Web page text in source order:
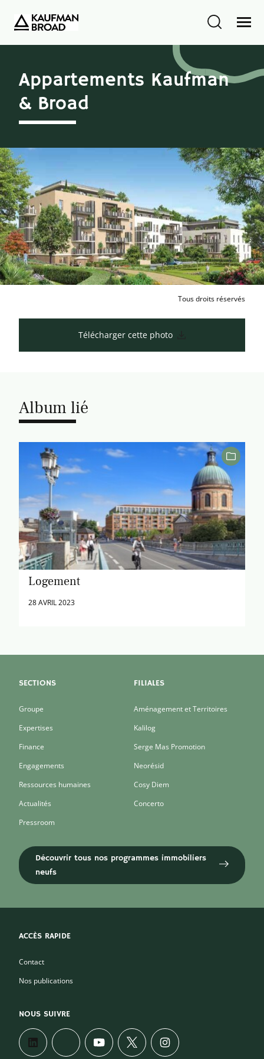
Appartements Kaufman
& Broad
Tous droits réservés
Télécharger cette photo
Album lié
Logement
28 AVRIL 2023
SECTIONS
Groupe
Expertises
Finance
Engagements
Ressources humaines
Actualités
Pressroom
FILIALES
Aménagement et Territoires
Kalilog
Serge Mas Promotion
Neorésid
Cosy Diem
Concerto
Découvrir tous nos programmes immobiliers
neufs
ACCÈS RAPIDE
Contact
Nos publications
NOUS SUIVRE